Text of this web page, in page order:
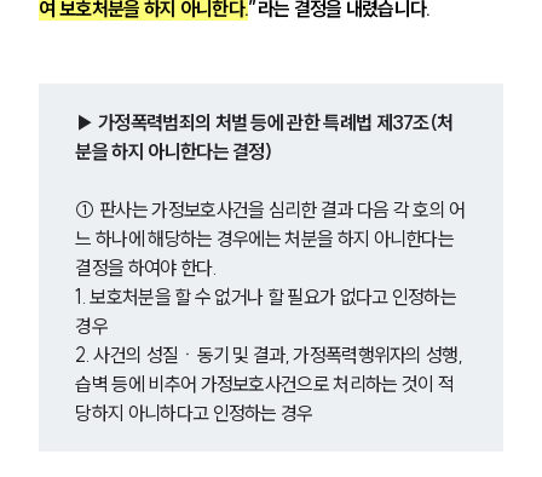
여 보호처분을 하지 아니한다.”라는 결정을 내렸습니다.
▶ 가정폭력범죄의 처벌 등에 관한 특례법 제37조(처
분을 하지 아니한다는 결정)
① 판사는 가정보호사건을 심리한 결과 다음 각 호의 어
느 하나에 해당하는 경우에는 처분을 하지 아니한다는
결정을 하여야 한다.
1. 보호처분을 할 수 없거나 할 필요가 없다고 인정하는
경우
2. 사건의 성질ㆍ동기 및 결과, 가정폭력행위자의 성행,
습벽 등에 비추어 가정보호사건으로 처리하는 것이 적
당하지 아니하다고 인정하는 경우